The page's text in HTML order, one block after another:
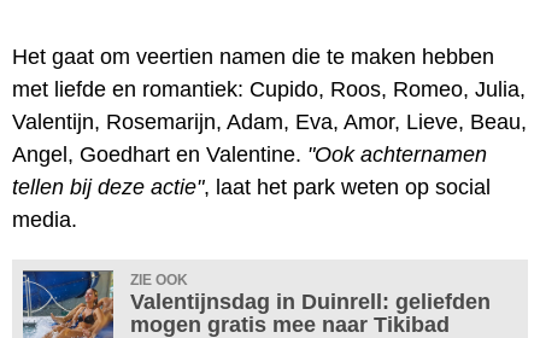
Het gaat om veertien namen die te maken hebben
met liefde en romantiek: Cupido, Roos, Romeo, Julia,
Valentijn, Rosemarijn, Adam, Eva, Amor, Lieve, Beau,
Angel, Goedhart en Valentine. "Ook achternamen
tellen bij deze actie", laat het park weten op social
media.
ZIE OOK
Valentijnsdag in Duinrell: geliefden
mogen gratis mee naar Tikibad